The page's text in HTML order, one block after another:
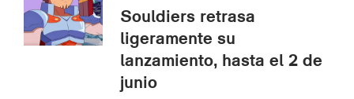
Souldiers retrasa
ligeramente su
lanzamiento, hasta el 2 de
junio